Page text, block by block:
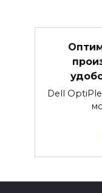
Dell